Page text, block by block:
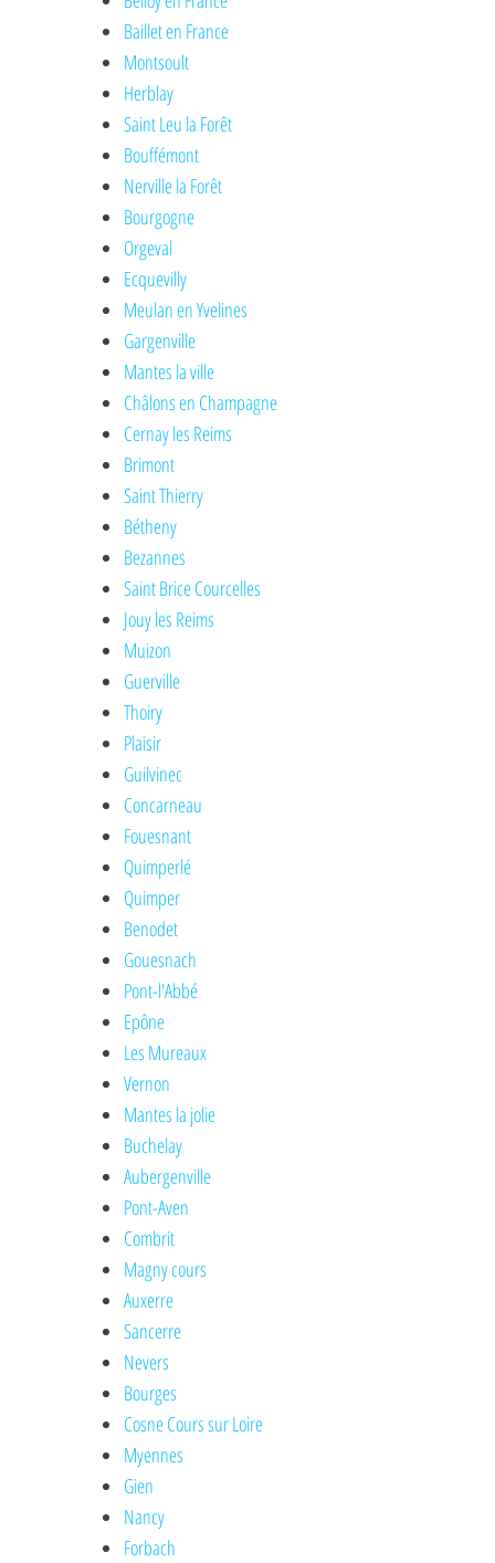
Baillet en France
Montsoult
Herblay
Saint Leu la Forêt
Bouffémont
Nerville la Forêt
Bourgogne
Orgeval
Ecquevilly
Meulan en Yvelines
Gargenville
Mantes la ville
Châlons en Champagne
Cernay les Reims
Brimont
Saint Thierry
Bétheny
Bezannes
Saint Brice Courcelles
Jouy les Reims
Muizon
Guerville
Thoiry
Plaisir
Guilvinec
Concarneau
Fouesnant
Quimperlé
Quimper
Benodet
Gouesnach
Pont-l'Abbé
Epône
Les Mureaux
Vernon
Mantes la jolie
Buchelay
Aubergenville
Pont-Aven
Combrit
Magny cours
Auxerre
Sancerre
Nevers
Bourges
Cosne Cours sur Loire
Myennes
Gien
Nancy
Forbach